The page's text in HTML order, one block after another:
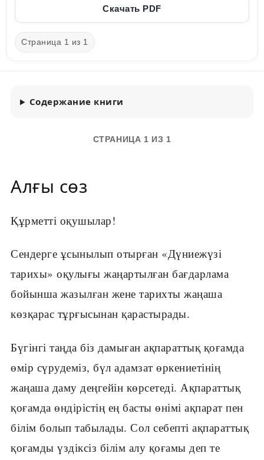
Скачать PDF
Страница 1 из 1
Содержание книги
СТРАНИЦА 1 ИЗ 1
Алғы сөз
Құрметті оқушылар!
Сендерге ұсынылып отырған «Дүниежүзі
тарихы» оқулығы жаңар­тылған бағдарлама
бойынша жазылған жене тарихты жаңаша
көзқарас тұрғысынан қарастырады.
Бүгінгі таңда біз дамыған ақпараттық қоғамда
өмір сүрудеміз, бүл адамзат өркениетінің
жаңаша даму деңгейін көрсетеді. Ақпараттық
қоғамда өндірістің ең басты өнімі ақпарат пен
білім болып табылады. Сол себепті ақпараттық
қоғамды үздіксіз білім алу қоғамы деп те